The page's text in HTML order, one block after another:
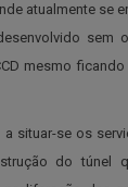
atualmente se
sem
mesmo
situar-se os
do túnel